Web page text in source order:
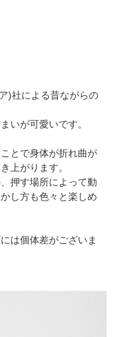
)社による昔ながらの
いが可愛いです。
とで身体が折れ曲が
上がります。
押す場所によって動
し方も色々と楽しめ
は個体差がございま